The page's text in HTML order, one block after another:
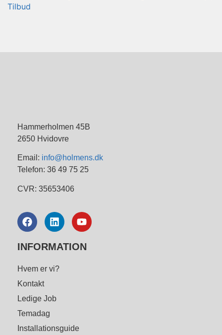
Tilbud
Hammerholmen 45B
2650 Hvidovre
Email: info@holmens.dk
Telefon: 36 49 75 25
CVR: 35653406
INFORMATION
Hvem er vi?
Kontakt
Ledige Job
Temadag
Installationsguide